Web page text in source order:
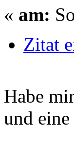
« am:
Zitat
Habe
und eine